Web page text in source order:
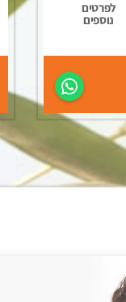
לפרטים
נוספים